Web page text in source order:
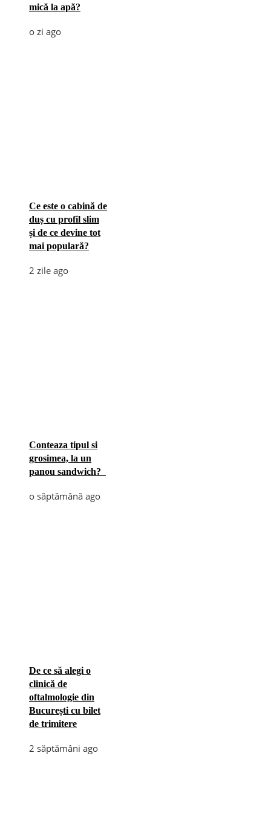
mică la apă?
o zi ago
Ce este o cabină de
duș cu profil slim
și de ce devine tot
mai populară?
2 zile ago
Conteaza tipul si
grosimea, la un
panou sandwich?
o săptămână ago
De ce să alegi o
clinică de
oftalmologie din
București cu bilet
de trimitere
2 săptămâni ago